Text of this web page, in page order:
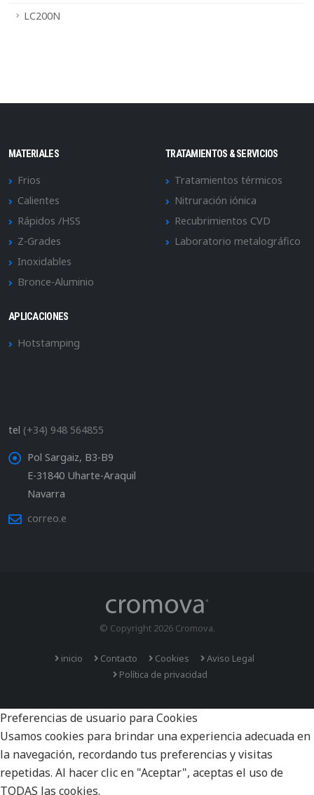
LC200N
MATERIALES
Frios
Calientes
Rápidos /HSS
Z-Grades
Inoxidables
Bronce-Aluminio
TRATAMIENTOS & SERVICIOS
Tratamientos térmicos
Nitruración iónica
Recubrimientos CVD
Laboratorio metalográfico
APLICACIONES
Hotstamping
tel (+34) 948 564855
Pol Sargaiz, B3-B9
E-31840 Uharte-Araquil
Navarra
correo.e
© Copyright 2026 Cromova.
inicio Contacto Cookies
Aviso Legal
Política de privacidad
Preferencias de usuario para Cookies
Usamos cookies para brindar una experiencia adecuada en
la navegación, recordando tus preferencias y visitas
repetidas. Al hacer clic en "Aceptar", aceptas el uso de
TODAS las cookies.